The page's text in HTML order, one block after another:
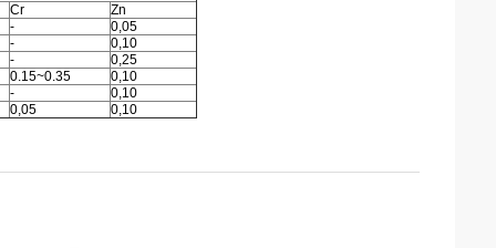
Cr
Zn
-
0,05
-
0,10
-
0,25
0.15~0.35
0,10
-
0,10
0,05
0,10